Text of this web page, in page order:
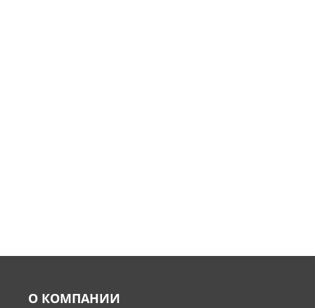
О КОМПАНИИ